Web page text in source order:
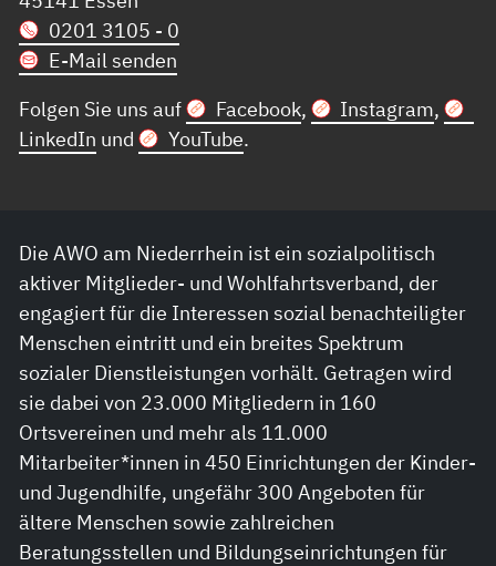
0201 3105 - 0
E-Mail senden
Folgen Sie uns auf
Facebook, Instagram,
LinkedIn und YouTube.
Die AWO am Niederrhein ist ein sozialpolitisch
aktiver Mitglieder- und Wohlfahrtsverband, der
engagiert für die Interessen sozial benachteiligter
Menschen eintritt und ein breites Spektrum
sozialer Dienstleistungen vorhält. Getragen wird
sie dabei von 23.000 Mitgliedern in 160
Ortsvereinen und mehr als 11.000
Mitarbeiter*innen in 450 Einrichtungen der Kinder-
und Jugendhilfe, ungefähr 300 Angeboten für
ältere Menschen sowie zahlreichen
Beratungsstellen und Bildungseinrichtungen für